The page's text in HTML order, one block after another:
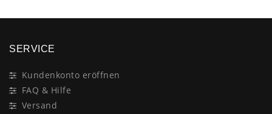
SERVICE
Kundenkonto eröffnen
FAQ & Hilfe
Versand